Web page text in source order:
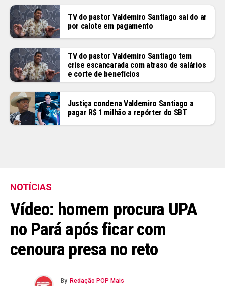
TV do pastor Valdemiro Santiago sai do ar
por calote em pagamento
TV do pastor Valdemiro Santiago tem
crise escancarada com atraso de salários
e corte de benefícios
Justiça condena Valdemiro Santiago a
pagar R$ 1 milhão a repórter do SBT
NOTÍCIAS
Vídeo: homem procura UPA
no Pará após ficar com
cenoura presa no reto
By Redação POP Mais